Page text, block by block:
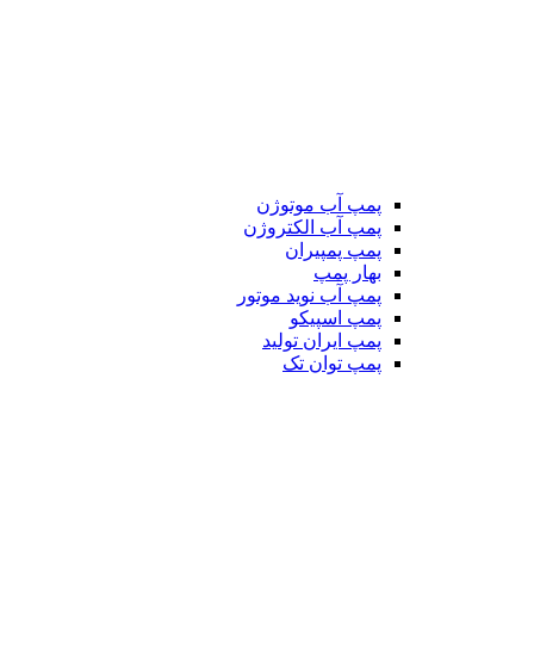
پمپ آب موتوژن
پمپ آب الکتروژن
پمپ پمپیران
بهار پمپ
پمپ آب نوید موتور
پمپ اسپیکو
پمپ ایران تولید
پمپ توان تک